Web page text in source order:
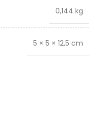
0,144 kg
5 × 5 × 12,5 cm